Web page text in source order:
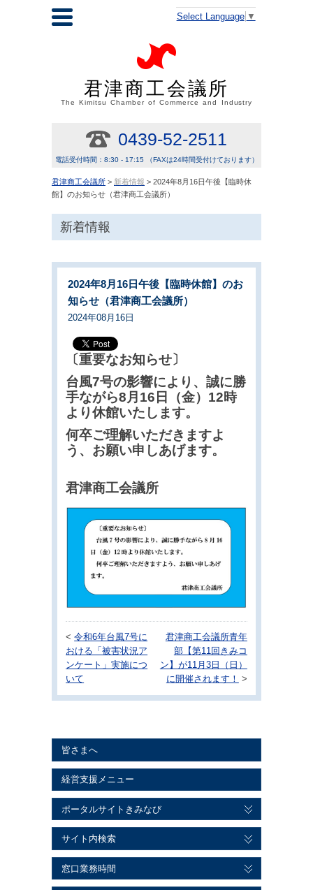
Select Language ▼
君津商工会議所
The Kimitsu Chamber of Commerce and Industry
0439-52-2511
電話受付時間：8:30 - 17:15 （FAXは24時間受付けております）
君津商工会議所 > 新着情報 > 2024年8月16日午後【臨時休
館】のお知らせ（君津商工会議所）
新着情報
2024年8月16日午後【臨時休館】のお
知らせ（君津商工会議所）
2024年08月16日
〔重要なお知らせ〕
台風7号の影響により、誠に勝
手ながら8月16日（金）12時
より休館いたします。
何卒ご理解いただきますよ
う、お願い申しあげます。
君津商工会議所
<令和6年台風7号に
おける「被害状況ア
ンケート」実施につ
いて
君津商工会議所青年
部【第11回きみコ
ン】が11月3日（日）
に開催されます！
>
皆さまへ
経営支援メニュー
ポータルサイトきみなび
サイト内検索
窓口業務時間